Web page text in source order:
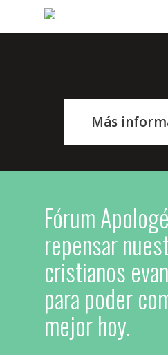
Más
Fórum
repensar
cristianos
para poder
mejor hoy.